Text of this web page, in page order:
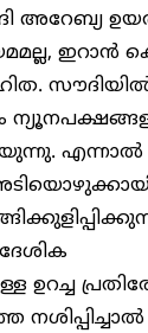
അറേബ്യ
ഇറാൻ
എന്നാൽ
ഉറച്ച
നശിപ്പിച്ചാൽ